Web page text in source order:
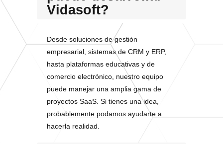
Vidasoft?
Desde soluciones de gestión
empresarial, sistemas de CRM y ERP,
hasta plataformas educativas y de
comercio electrónico, nuestro equipo
puede manejar una amplia gama de
proyectos SaaS. Si tienes una idea,
probablemente podamos ayudarte a
hacerla realidad.